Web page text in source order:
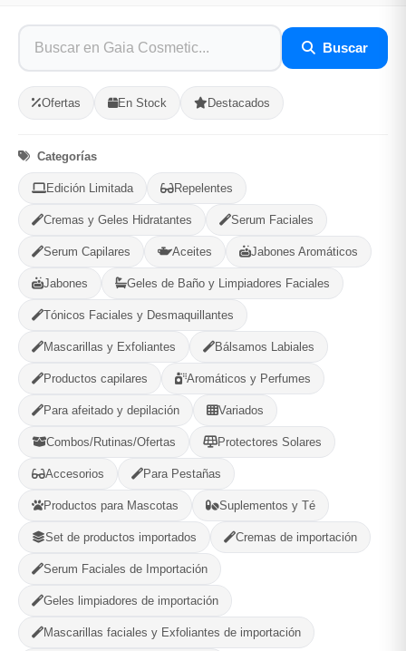
Buscar
Ofertas En Stock Destacados
Categorías
Edición Limitada Repelentes
Cremas y Geles Hidratantes Serum Faciales
Serum Capilares Aceites Jabones Aromáticos
Jabones Geles de Baño y Limpiadores Faciales
Tónicos Faciales y Desmaquillantes
Mascarillas y Exfoliantes Bálsamos Labiales
Productos capilares Aromáticos y Perfumes
Para afeitado y depilación Variados
Combos/Rutinas/Ofertas Protectores Solares
Accesorios Para Pestañas
Productos para Mascotas Suplementos y Té
Set de productos importados Cremas de importación
Serum Faciales de Importación
Geles limpiadores de importación
Mascarillas faciales y Exfoliantes de importación
- + Comprar!
Categorías: Maquillaje
Compartir Favorito
MÉTODOS DE PAGO ACEPTADOS
Efectivo
Gaia Cosmetic
Plaza, La Habana
580
PRODUCTOS CALIFICACIÓN
Ver Tienda